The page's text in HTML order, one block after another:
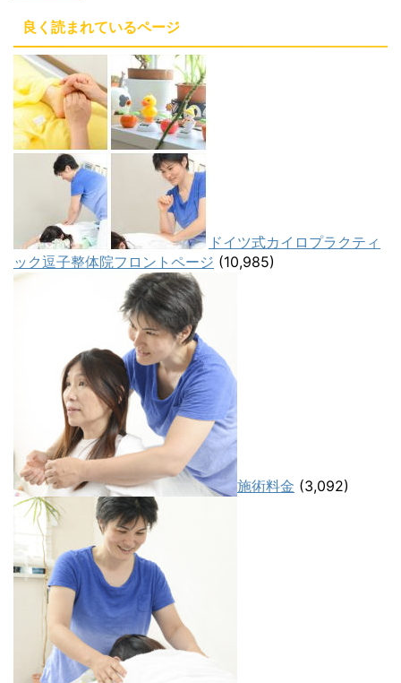
良く読まれているページ
ドイツ式カイロプラクティ
ック逗子整体院フロントページ (10,985)
施術料金 (3,092)